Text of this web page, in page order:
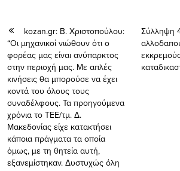
kozan.gr: Β. Χριστοπούλου:
“Οι μηχανικοί νιώθουν ότι ο
φορέας μας είναι ανύπαρκτος
στην περιοχή μας. Με απλές
κινήσεις θα μπορούσε να έχει
κοντά του όλους τους
συναδέλφους. Τα προηγούμενα
χρόνια το ΤΕΕ/τμ. Δ.
Μακεδονίας είχε κατακτήσει
κάποια πράγματα τα οποία
όμως, με τη θητεία αυτή,
εξανεμίστηκαν. Δυστυχώς όλη
Σύλληψη